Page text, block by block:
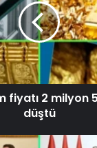
fiyatı 2 milyon
düştü